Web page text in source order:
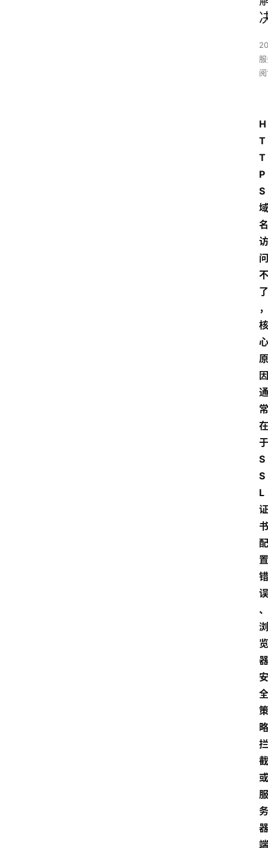
H
T
T
P
S
域
名
访
问
不
了
，
核
心
原
因
通
常
在
于
S
S
L
证
书
配
置
错
误
、
浏
览
器
安
全
策
略
拦
截
或
服
务
器
端